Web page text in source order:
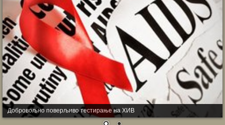
Добровољно поверљиво тестирање на ХИВ